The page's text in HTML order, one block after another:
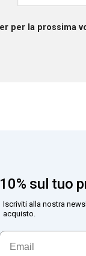
per la prossima
10% sul tuo
Iscriviti alla nostra
acquisto.